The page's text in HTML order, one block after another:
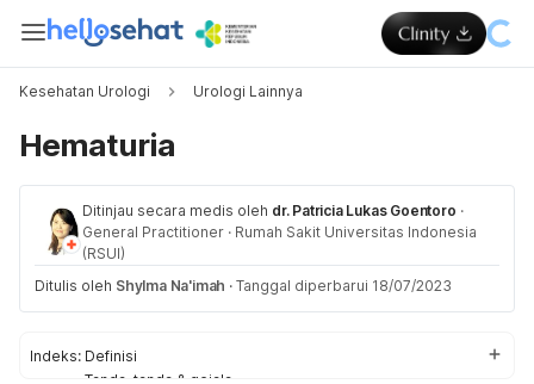
Kesehatan Urologi Urologi Lainnya
Hematuria
Ditinjau secara medis oleh dr. Patricia Lukas Goentoro ·
General Practitioner · Rumah Sakit Universitas Indonesia
(RSUI)
Ditulis oleh Shylma Na'imah · Tanggal diperbarui 18/07/2023
Indeks: Definisi
Tanda-tanda & gejala